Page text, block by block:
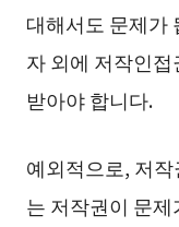
대해서도 문제가
자 외에 저작인
받아야 합니다.
예외적으로, 저
는 저작권이 문